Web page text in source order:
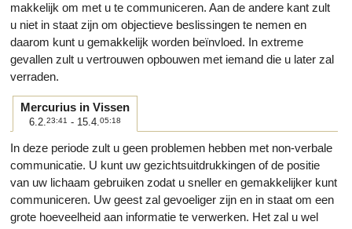
makkelijk om met u te communiceren. Aan de andere kant zult
u niet in staat zijn om objectieve beslissingen te nemen en
daarom kunt u gemakkelijk worden beïnvloed. In extreme
gevallen zult u vertrouwen opbouwen met iemand die u later zal
verraden.
Mercurius in Vissen
6.2.23:41 - 15.4.05:18
In deze periode zult u geen problemen hebben met non-verbale
communicatie. U kunt uw gezichtsuitdrukkingen of de positie
van uw lichaam gebruiken zodat u sneller en gemakkelijker kunt
communiceren. Uw geest zal gevoeliger zijn en in staat om een
grote hoeveelheid aan informatie te verwerken. Het zal u wel